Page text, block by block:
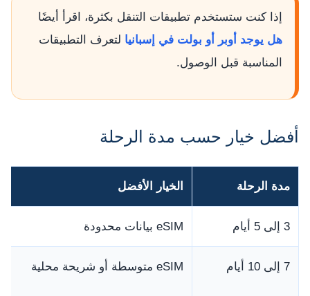
إذا كنت ستستخدم تطبيقات التنقل بكثرة، اقرأ أيضًا
هل يوجد أوبر أو بولت في إسبانيا لتعرف التطبيقات
المناسبة قبل الوصول.
أفضل خيار حسب مدة الرحلة
مدة الرحلة الخيار الأفضل
3 إلى 5 أيام eSIM بيانات محدودة
7 إلى 10 أيام eSIM متوسطة أو شريحة محلية